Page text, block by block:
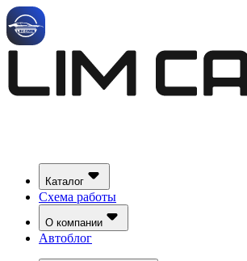
Каталог
Схема работы
О компании
Автоблог